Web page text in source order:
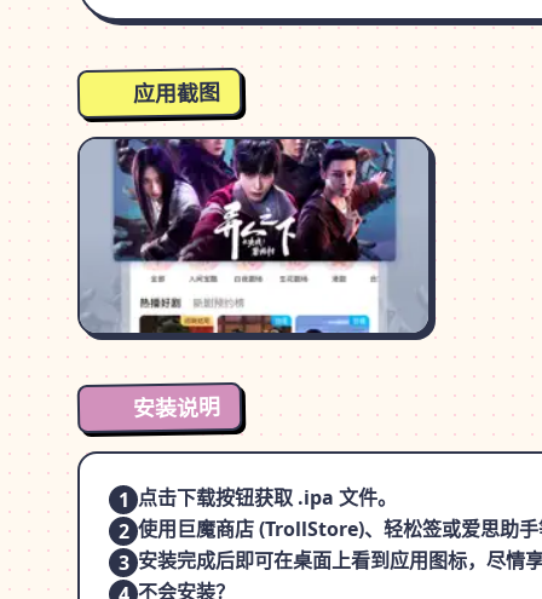
应用截图
安装说明
1 点击下载按钮获取 .ipa 文件。
2 使用巨魔商店 (TrollStore)、轻松签或爱思助手
3 安装完成后即可在桌面上看到应用图标，尽情享
不会安装？